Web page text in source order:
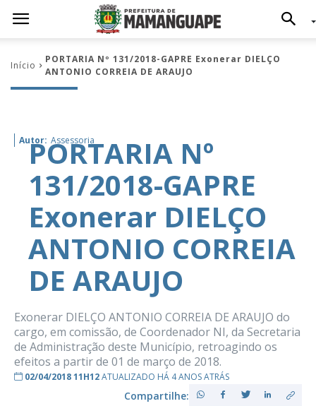
Início
PORTARIA Nº 131/2018-GAPRE Exonerar DIELÇO
ANTONIO CORREIA DE ARAUJO
Autor: Assessoria
PORTARIA Nº
131/2018-GAPRE
Exonerar DIELÇO
ANTONIO CORREIA
DE ARAUJO
Exonerar DIELÇO ANTONIO CORREIA DE ARAUJO do
cargo, em comissão, de Coordenador NI, da Secretaria
de Administração deste Município, retroagindo os
efeitos a partir de 01 de março de 2018.
02/04/2018 11H12ATUALIZADO HÁ 4 ANOS ATRÁS
Compartilhe: